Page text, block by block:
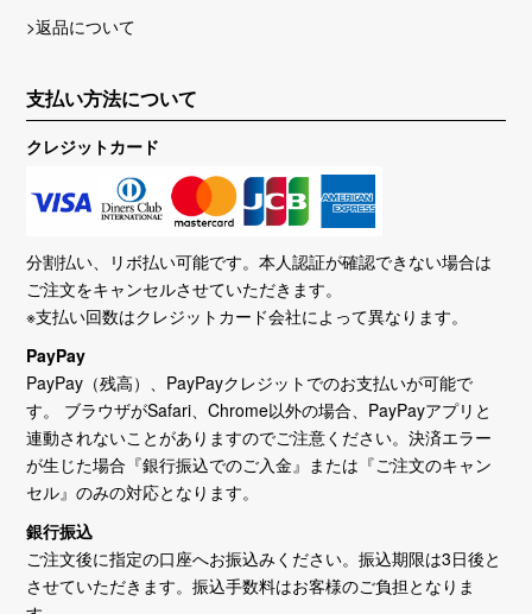
>返品について
支払い方法について
クレジットカード
分割払い、リボ払い可能です。本人認証が確認できない場合は
ご注文をキャンセルさせていただきます。
※支払い回数はクレジットカード会社によって異なります。
PayPay
PayPay（残高）、PayPayクレジットでのお支払いが可能で
す。 ブラウザがSafari、Chrome以外の場合、PayPayアプリと
連動されないことがありますのでご注意ください。決済エラー
が生じた場合『銀行振込でのご入金』または『ご注文のキャン
セル』のみの対応となります。
銀行振込
ご注文後に指定の口座へお振込みください。振込期限は3日後と
させていただきます。振込手数料はお客様のご負担となりま